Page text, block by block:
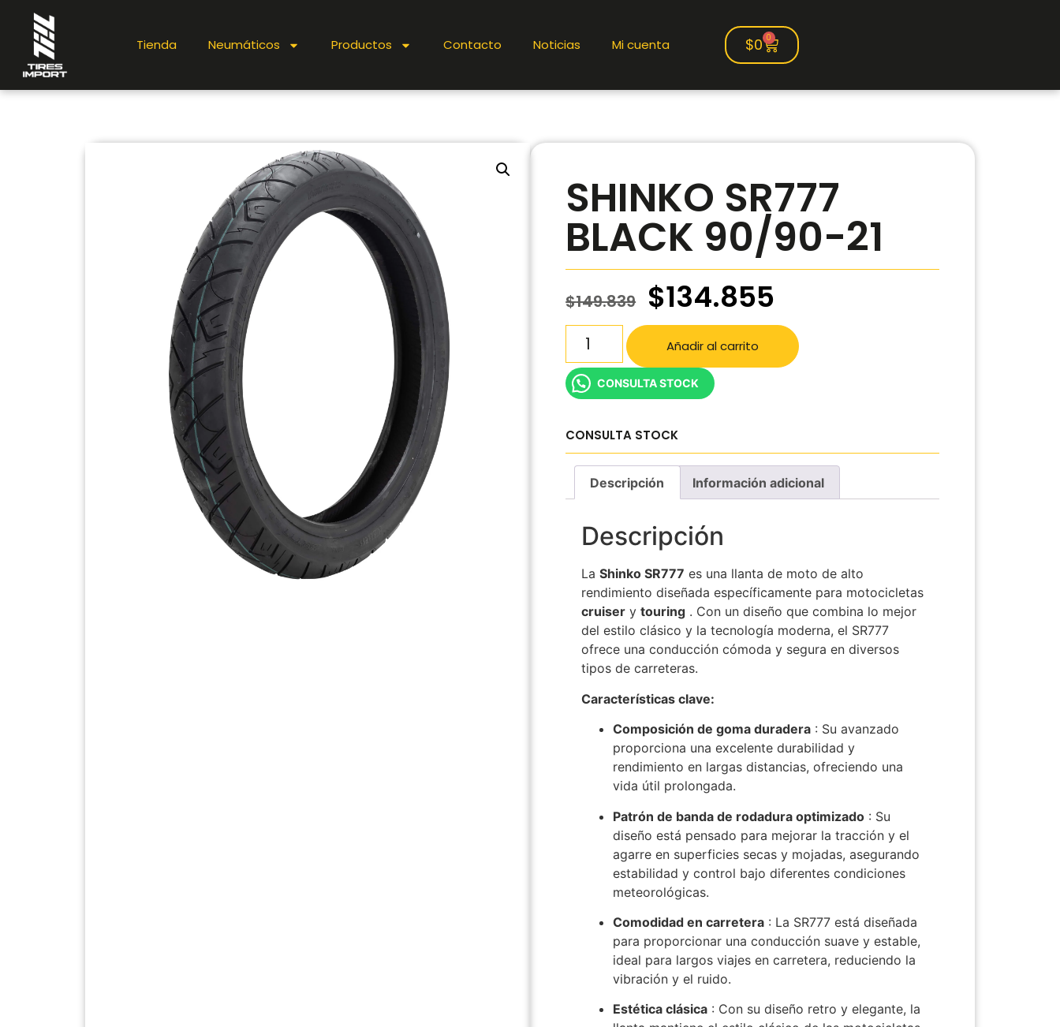
Tienda Neumáticos Productos Contacto Noticias Mi cuenta $0 0
SHINKO SR777
BLACK 90/90-21
$149.839 $134.855
Añadir al carrito
CONSULTA STOCK
CONSULTA STOCK
Descripción Información adicional
Descripción
LaShinko SR777 es una llanta de moto de alto
rendimiento diseñada específicamente para motocicletas
cruiser ytouring . Con un diseño que combina lo mejor
del estilo clásico y la tecnología moderna, el SR777
ofrece una conducción cómoda y segura en diversos
tipos de carreteras.
Características clave:
Composición de goma duradera : Su avanzado
proporciona una excelente durabilidad y
rendimiento en largas distancias, ofreciendo una
vida útil prolongada.
Patrón de banda de rodadura optimizado : Su
diseño está pensado para mejorar la tracción y el
agarre en superficies secas y mojadas, asegurando
estabilidad y control bajo diferentes condiciones
meteorológicas.
Comodidad en carretera : La SR777 está diseñada
para proporcionar una conducción suave y estable,
ideal para largos viajes en carretera, reduciendo la
vibración y el ruido.
Estética clásica : Con su diseño retro y elegante, la